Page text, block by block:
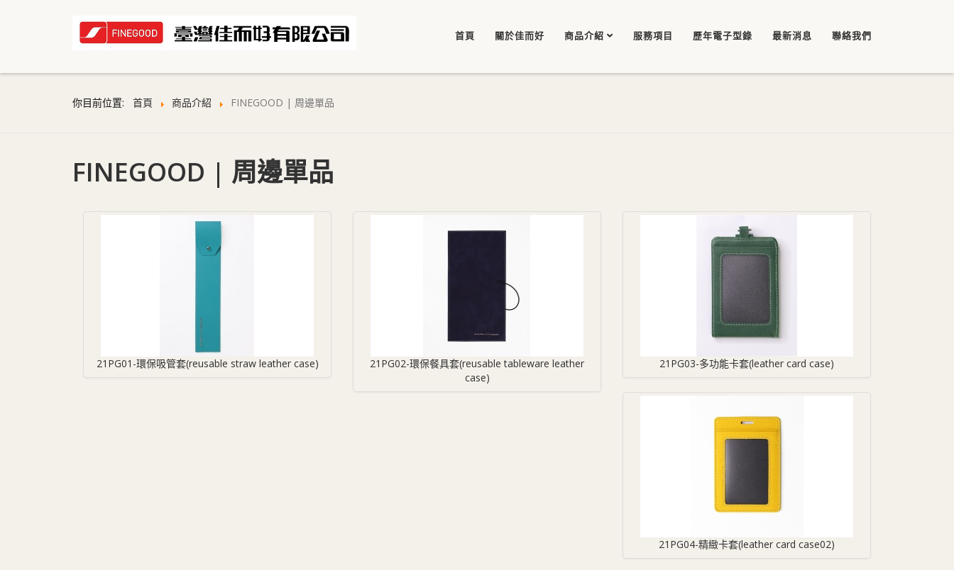
首頁 關於佳而好 商品介紹 服務項目 歷年電子型錄 最新消息 聯絡我們
你目前位置: 首頁 商品介紹 FINEGOOD | 周邊單品
FINEGOOD | 周邊單品
21PG01-環保吸管套(reusable straw leather case)
21PG02-環保餐具套(reusable tableware leather
case)
21PG03-多功能卡套(leather card case)
21PG04-精緻卡套(leather card case02)